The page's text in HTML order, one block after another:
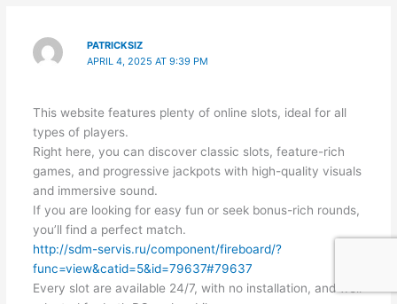
PATRICKSIZ
APRIL 4, 2025 AT 9:39 PM
This website features plenty of online slots, ideal for all
types of players.
Right here, you can discover classic slots, feature-rich
games, and progressive jackpots with high-quality visuals
and immersive sound.
If you are looking for easy fun or seek bonus-rich rounds,
you’ll find a perfect match.
http://sdm-servis.ru/component/fireboard/?
func=view&catid=5&id=79637#79637
Every slot are available 24/7, with no installation, and well